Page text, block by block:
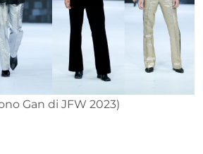
Gan di JFW 2023)